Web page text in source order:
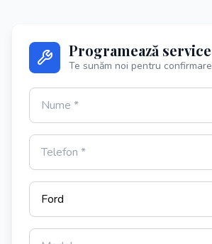
Programează service
Te sunăm noi pentru confirmare